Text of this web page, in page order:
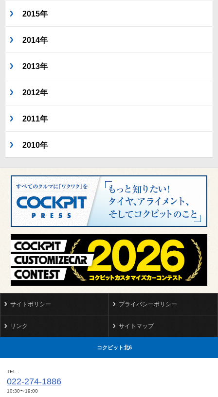
2015年
2014年
2013年
2012年
2011年
2010年
サイトポリシー プライバシーポリシー
リンク サイトマップ
コクピット北6
TEL
022-274-1886
10:30〜19:00